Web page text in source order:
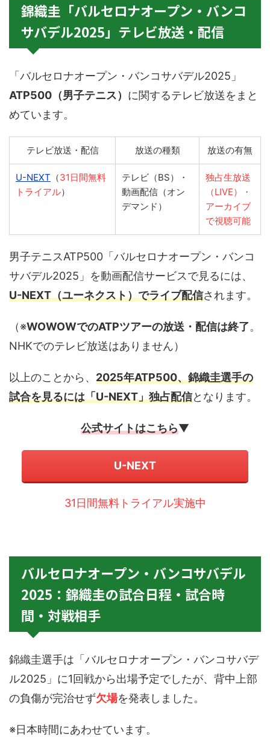
錦織圭「バルセロナオープン・バンコ
サバデル2025」テレビ放送・配信
「バルセロナオープン・バンコサバデル2025」
ATP500（男子テニス） に関するテレビ放送をまと
めています。
テレビ放送・配信 放送の種類 放送の有無
U-NEXT （31日間無料
トライアル）
テレビ（BS）・
動画配信（オン
デマンド）
独占生放送
（LIVE）・
アーカイブ
で視聴可能
男子テニスATP500「バルセロナオープン・バンコ
サバデル2025」を動画配信サービスで見るには、
U-NEXT（ユーネクスト）でライブ配信されます。
（※WOWOWでのATPツアーの放送・配信は終了。
NHKでのテレビ放送はありません）
以上のことから、 2025年ATP500、錦織圭選手の
試合を見るには「U-NEXT」独占配信となります。
公式サイトはこちら▼
U-NEXT
31日間無料トライアル実施中
バルセロナオープン・バンコサバデル
2025：錦織圭の試合日程・試合時
間・対戦相手
錦織圭選手は「バルセロナオープン・バンコサバデ
ル2025」に1回戦から出場予定でしたが、背中上部
の負傷が完治せず欠場を発表しました。
※日本時間にあわせています。